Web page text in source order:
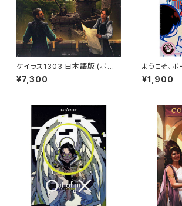
ケイラス1303 日本語版 (ボー
ドゲーム カードゲーム) 12歳以
上 60-90分程度 2-5人用
¥7,300
ようこそ、ボ
(ボードゲー
6歳以上 10
¥1,900